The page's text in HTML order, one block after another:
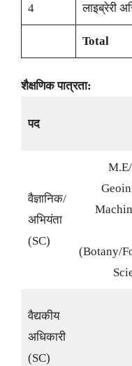
4 लाइब्रेरी
Total
शैक्षणिक पात्रता:
पद
वैज्ञानिक/
अभियंता
(SC)
(Botany/
वैद्यकीय
अधिकारी
(SC)